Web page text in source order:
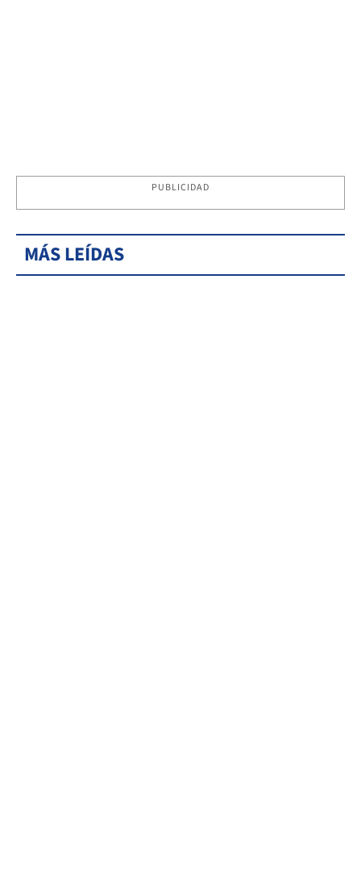
PUBLICIDAD
MÁS LEÍDAS